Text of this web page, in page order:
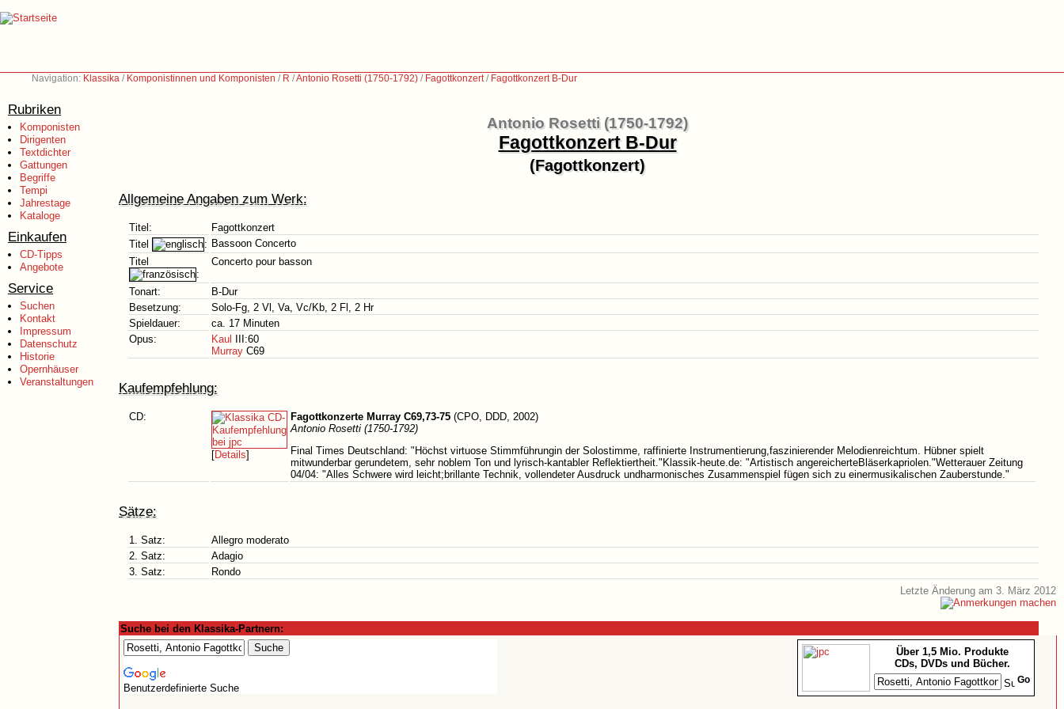
Navigation: Klassika / Komponistinnen und Komponisten / R /Antonio Rosetti (1750-1792) / Fagottkonzert/ Fagottkonzert B-Dur
Rubriken
Komponisten
Dirigenten
Textdichter
Gattungen
Begriffe
Tempi
Jahrestage
Kataloge
Einkaufen
CD-Tipps
Angebote
Service
Suchen
Kontakt
Impressum
Datenschutz
Historie
Opernhäuser
Veranstaltungen
Antonio Rosetti (1750-1792)
Fagottkonzert B-Dur
(Fagottkonzert)
Allgemeine Angaben zum Werk:
Titel:
Fagottkonzert
Titel
: Bassoon Concerto
Titel
:
Concerto pour basson
Tonart:
B-Dur
Besetzung:
Solo-Fg, 2 Vl, Va, Vc/Kb, 2 Fl, 2 Hr
Spieldauer:
ca. 17 Minuten
Opus:
Kaul
III:60
Murray C69
Kaufempfehlung:
CD:
[Details]
Fagottkonzerte Murray C69,73-75 (CPO, DDD, 2002)
Antonio Rosetti (1750-1792)
Final Times Deutschland: "Höchst virtuose Stimmführungin der Solostimme, raffinierte Instrumentierung,faszinierender Melodienreichtum. Hübner spielt
mitwunderbar gerundetem, sehr noblem Ton und lyrisch-kantabler Reflektiertheit."Klassik-heute.de: "Artistisch angereicherteBläserkapriolen."Wetterauer Zeitung
04/04: "Alles Schwere wird leicht;brillante Technik, vollendeter Ausdruck undharmonisches Zusammenspiel fügen sich zu einermusikalischen Zauberstunde."
Sätze:
1. Satz:
Allegro moderato
2. Satz:
Adagio
3. Satz:
Rondo
Letzte Änderung am 3. März 2012
Suche bei den Klassika-Partnern:
Benutzerdefinierte Suche
Über 1,5 Mio. Produkte
CDs, DVDs und Bücher.
Go